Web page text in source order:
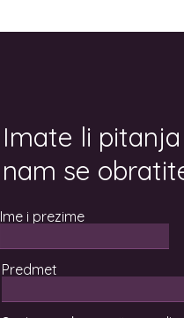
Imate li
nam se
Ime i prezime
Predmet